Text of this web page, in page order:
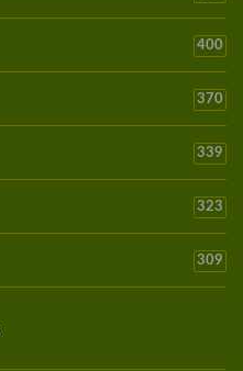
400
370
339
323
309